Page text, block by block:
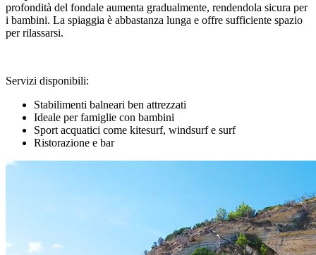
profondità del fondale aumenta gradualmente, rendendola sicura per
i bambini. La spiaggia è abbastanza lunga e offre sufficiente spazio
per rilassarsi.
Servizi disponibili:
Stabilimenti balneari ben attrezzati
Ideale per famiglie con bambini
Sport acquatici come kitesurf, windsurf e surf
Ristorazione e bar